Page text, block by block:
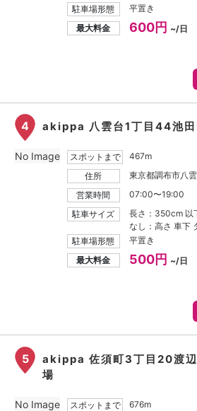
駐車場形態
平置き
最大料金
600円 ~/日
4 akippa 八雲台1丁目44池
スポットまで
467m
住所
東京都調布市八
営業時間
07:00〜19:00
駐車サイズ
長さ：350cm 以
なし：高さ 車下
駐車場形態
平置き
最大料金
500円 ~/日
No Image
5
akippa 佐須町3丁目20渡
場
スポットまで
676m
No Image